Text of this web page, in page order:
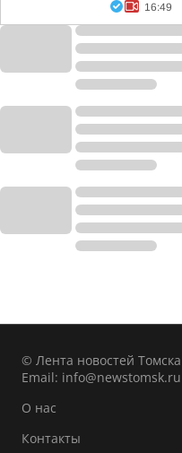
16:49
© Лента новостей Томска
Email: info@newstomsk.ru
О нас
Контакты